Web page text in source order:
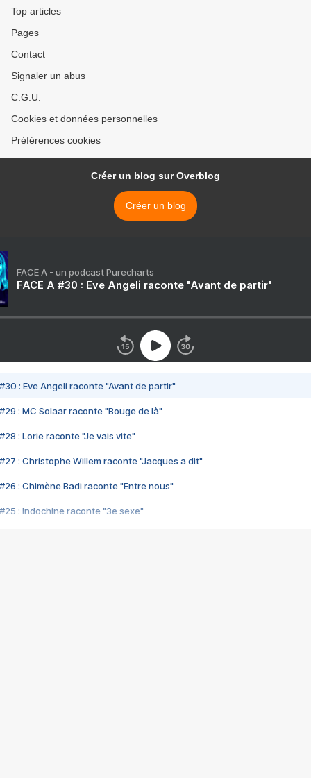
Top articles
Pages
Contact
Signaler un abus
C.G.U.
Cookies et données personnelles
Préférences cookies
Créer un blog sur Overblog
Créer un blog
FACE A - un podcast Purecharts
FACE A #30 : Eve Angeli raconte "Avant de partir"
#30 : Eve Angeli raconte "Avant de partir"
#29 : MC Solaar raconte "Bouge de là"
#28 : Lorie raconte "Je vais vite"
#27 : Christophe Willem raconte "Jacques a dit"
#26 : Chimène Badi raconte "Entre nous"
#25 : Indochine raconte "3e sexe"